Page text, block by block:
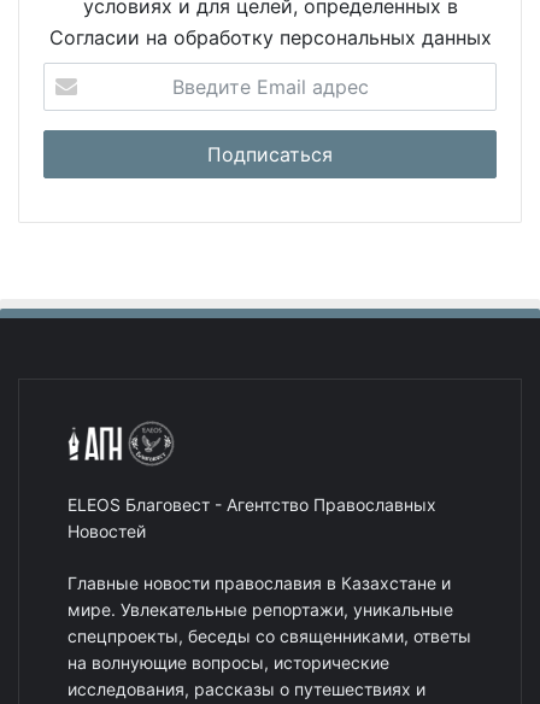
условиях и для целей, определенных в
Согласии на обработку персональных данных
ELEOS Благовест - Агентство Православных
Новостей
Главные новости православия в Казахстане и
мире. Увлекательные репортажи, уникальные
спецпроекты, беседы со священниками, ответы
на волнующие вопросы, исторические
исследования, рассказы о путешествиях и